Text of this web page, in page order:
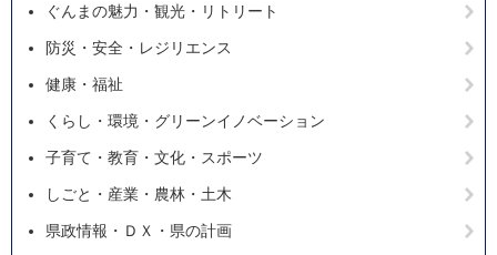
ぐんまの魅力・観光・リトリート
防災・安全・レジリエンス
健康・福祉
くらし・環境・グリーンイノベーション
子育て・教育・文化・スポーツ
しごと・産業・農林・土木
県政情報・ＤＸ・県の計画